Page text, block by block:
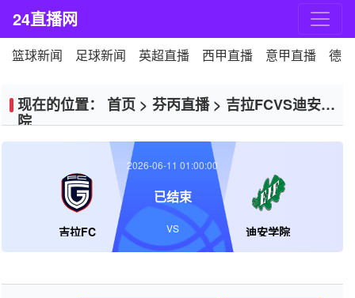
24直播网
篮球新闻 足球新闻 英超直播 西甲直播 意甲直播 德
现在的位置： 首页 > 芬丙直播> 吉拉FCVS迪安学
院
吉拉FC 迪安学院
2026-06-11 01:00:00
已结束
VS